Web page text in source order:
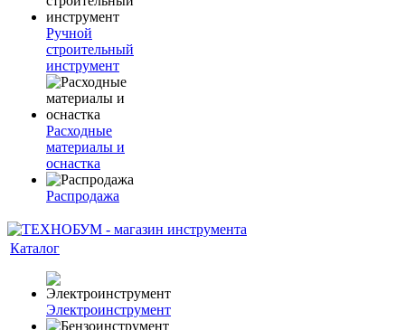
Ручной
строительный
инструмент
Расходные
материалы и
оснастка
Распродажа
Каталог
Электроинструмент